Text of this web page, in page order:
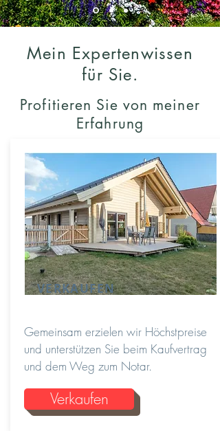
Mein Expertenwissen
für Sie.
Profitieren Sie von meiner
Erfahrung
VERKAUFEN
Gemeinsam erzielen wir Höchstpreise
und unterstützen Sie beim Kaufvertrag
und dem Weg zum Notar.
Verkaufen